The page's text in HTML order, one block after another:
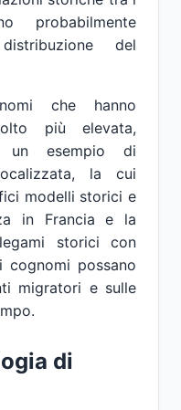
probabilmente
del
che hanno
più elevata,
un esempio di
la cui
modelli storici e
in Francia e la
storici con
cognomi possano
migratori e sulle
di